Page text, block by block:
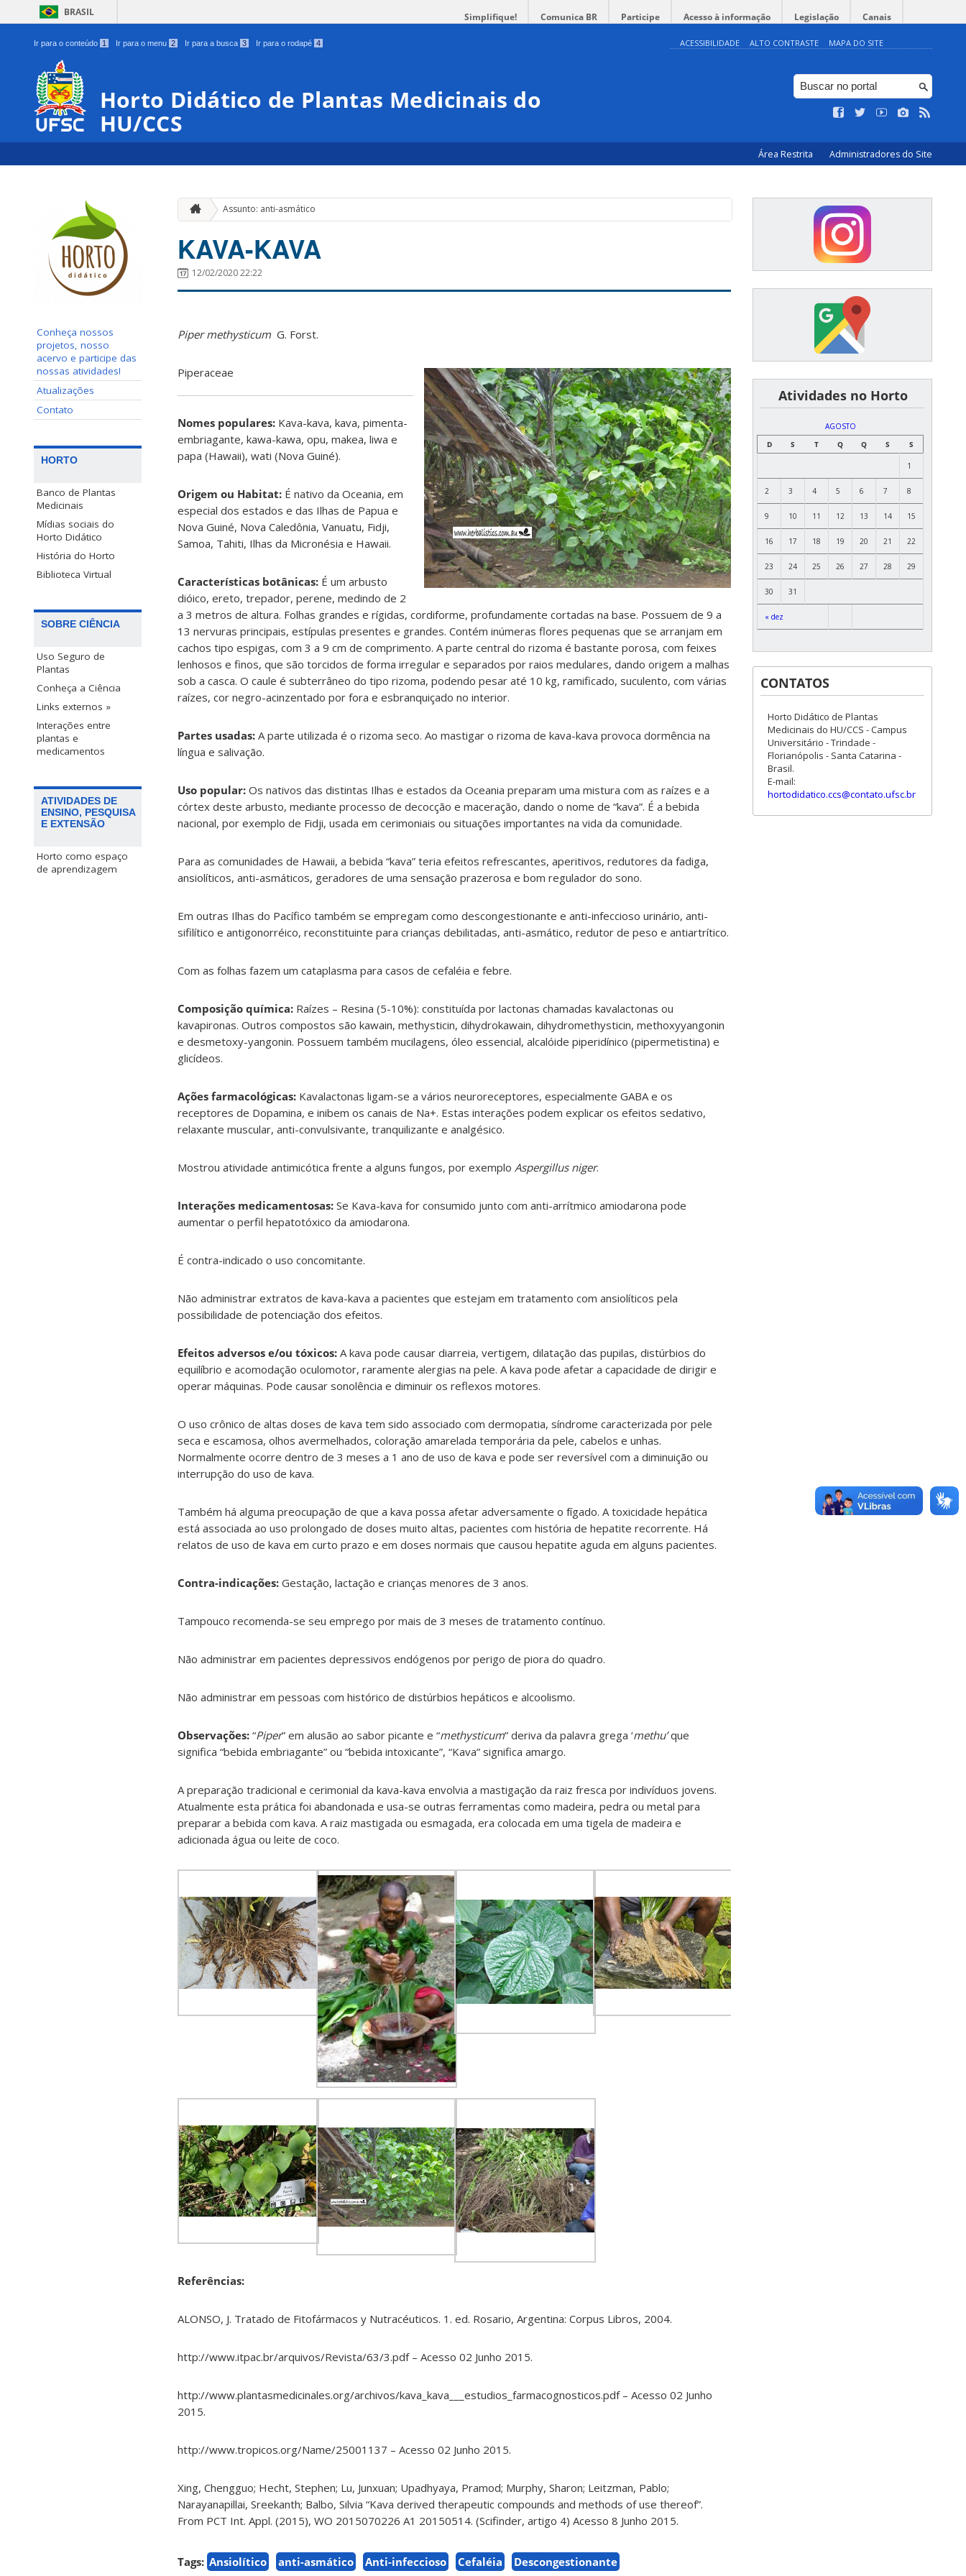
BRASIL Simplifique! Comunica BR Participe Acesso à informação Legislação Canais
Ir para o conteúdo 1 Ir para o menu 2 Ir para a busca 3 Ir para o rodapé 4 ACESSIBILIDADE ALTO CONTRASTE MAPA DO SITE
Horto Didático de Plantas Medicinais do
HU/CCS
Área Restrita Administradores do Site
Conheça nossos
projetos, nosso
acervo e participe das
nossas atividades!
Atualizações
Contato
HORTO
Banco de Plantas
Medicinais
Mídias sociais do
Horto Didático
História do Horto
Biblioteca Virtual
SOBRE CIÊNCIA
Uso Seguro de
Plantas
Conheça a Ciência
Links externos »
Interações entre
plantas e
medicamentos
ATIVIDADES DE
ENSINO, PESQUISA
E EXTENSÃO
Horto como espaço
de aprendizagem
Assunto: anti-asmático
KAVA-KAVA
12/02/2020 22:22
Piper methysticum G. Forst.
Piperaceae
Nomes populares: Kava-kava, kava, pimenta-
embriagante, kawa-kawa, opu, makea, liwa e
papa (Hawaii), wati (Nova Guiné).
Origem ou Habitat: É nativo da Oceania, em
especial dos estados e das Ilhas de Papua e
Nova Guiné, Nova Caledônia, Vanuatu, Fidji,
Samoa, Tahiti, Ilhas da Micronésia e Hawaii.
Características botânicas: É um arbusto
dióico, ereto, trepador, perene, medindo de 2
a 3 metros de altura. Folhas grandes e rígidas, cordiforme, profundamente cortadas na base. Possuem de 9 a
13 nervuras principais, estípulas presentes e grandes. Contém inúmeras flores pequenas que se arranjam em
cachos tipo espigas, com 3 a 9 cm de comprimento. A parte central do rizoma é bastante porosa, com feixes
lenhosos e finos, que são torcidos de forma irregular e separados por raios medulares, dando origem a malhas
sob a casca. O caule é subterrâneo do tipo rizoma, podendo pesar até 10 kg, ramificado, suculento, com várias
raízes, cor negro-acinzentado por fora e esbranquiçado no interior.
Partes usadas: A parte utilizada é o rizoma seco. Ao mastigar o rizoma de kava-kava provoca dormência na
língua e salivação.
Uso popular: Os nativos das distintas Ilhas e estados da Oceania preparam uma mistura com as raízes e a
córtex deste arbusto, mediante processo de decocção e maceração, dando o nome de “kava”. É a bebida
nacional, por exemplo de Fidji, usada em cerimoniais ou situações importantes na vida da comunidade.
Para as comunidades de Hawaii, a bebida “kava” teria efeitos refrescantes, aperitivos, redutores da fadiga,
ansiolíticos, anti-asmáticos, geradores de uma sensação prazerosa e bom regulador do sono.
Em outras Ilhas do Pacífico também se empregam como descongestionante e anti-infeccioso urinário, anti-
sifilítico e antigonorréico, reconstituinte para crianças debilitadas, anti-asmático, redutor de peso e antiartrítico.
Com as folhas fazem um cataplasma para casos de cefaléia e febre.
Composição química: Raízes – Resina (5-10%): constituída por lactonas chamadas kavalactonas ou
kavapironas. Outros compostos são kawain, methysticin, dihydrokawain, dihydromethysticin, methoxyyangonin
e desmetoxy-yangonin. Possuem também mucilagens, óleo essencial, alcalóide piperidínico (pipermetistina) e
glicídeos.
Ações farmacológicas: Kavalactonas ligam-se a vários neuroreceptores, especialmente GABA e os
receptores de Dopamina, e inibem os canais de Na+. Estas interações podem explicar os efeitos sedativo,
relaxante muscular, anti-convulsivante, tranquilizante e analgésico.
Mostrou atividade antimicótica frente a alguns fungos, por exemplo Aspergillus niger.
Interações medicamentosas: Se Kava-kava for consumido junto com anti-arrítmico amiodarona pode
aumentar o perfil hepatotóxico da amiodarona.
É contra-indicado o uso concomitante.
Não administrar extratos de kava-kava a pacientes que estejam em tratamento com ansiolíticos pela
possibilidade de potenciação dos efeitos.
Efeitos adversos e/ou tóxicos: A kava pode causar diarreia, vertigem, dilatação das pupilas, distúrbios do
equilíbrio e acomodação oculomotor, raramente alergias na pele. A kava pode afetar a capacidade de dirigir e
operar máquinas. Pode causar sonolência e diminuir os reflexos motores.
O uso crônico de altas doses de kava tem sido associado com dermopatia, síndrome caracterizada por pele
seca e escamosa, olhos avermelhados, coloração amarelada temporária da pele, cabelos e unhas.
Normalmente ocorre dentro de 3 meses a 1 ano de uso de kava e pode ser reversível com a diminuição ou
interrupção do uso de kava.
Também há alguma preocupação de que a kava possa afetar adversamente o fígado. A toxicidade hepática
está associada ao uso prolongado de doses muito altas, pacientes com história de hepatite recorrente. Há
relatos de uso de kava em curto prazo e em doses normais que causou hepatite aguda em alguns pacientes.
Contra-indicações: Gestação, lactação e crianças menores de 3 anos.
Tampouco recomenda-se seu emprego por mais de 3 meses de tratamento contínuo.
Não administrar em pacientes depressivos endógenos por perigo de piora do quadro.
Não administrar em pessoas com histórico de distúrbios hepáticos e alcoolismo.
Observações: “Piper” em alusão ao sabor picante e “methysticum” deriva da palavra grega ‘methu’que
significa “bebida embriagante” ou “bebida intoxicante”, “Kava” significa amargo.
A preparação tradicional e cerimonial da kava-kava envolvia a mastigação da raiz fresca por indivíduos jovens.
Atualmente esta prática foi abandonada e usa-se outras ferramentas como madeira, pedra ou metal para
preparar a bebida com kava. A raiz mastigada ou esmagada, era colocada em uma tigela de madeira e
adicionada água ou leite de coco.
Referências:
ALONSO, J. Tratado de Fitofármacos y Nutracéuticos. 1. ed. Rosario, Argentina: Corpus Libros, 2004.
http://www.itpac.br/arquivos/Revista/63/3.pdf – Acesso 02 Junho 2015.
http://www.plantasmedicinales.org/archivos/kava_kava___estudios_farmacognosticos.pdf – Acesso 02 Junho
2015.
http://www.tropicos.org/Name/25001137 – Acesso 02 Junho 2015.
Xing, Chengguo; Hecht, Stephen; Lu, Junxuan; Upadhyaya, Pramod; Murphy, Sharon; Leitzman, Pablo;
Narayanapillai, Sreekanth; Balbo, Silvia “Kava derived therapeutic compounds and methods of use thereof”.
From PCT Int. Appl. (2015), WO 2015070226 A1 20150514. (Scifinder, artigo 4) Acesso 8 Junho 2015.
Tags: Ansiolítico anti-asmático Anti-infeccioso Cefaléia Descongestionante
͏ ͏ ͏ ͏ ͏ ͏Atividades no Horto
AGOSTO
D
S T Q Q S S
« dez
1
2 3 4 5 6 7 8
9 10 11 12 13 14 15
16 17 18 19 20 21 22
23 24 25 26 27 28 29
30 31
CONTATOS
Horto Didático de Plantas
Medicinais do HU/CCS - Campus
Universitário - Trindade -
Florianópolis - Santa Catarina -
Brasil.
E-mail:
hortodidatico.ccs@contato.ufsc.br